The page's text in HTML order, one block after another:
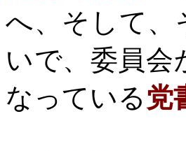
へ、そして、
いで、委員会
なっている党